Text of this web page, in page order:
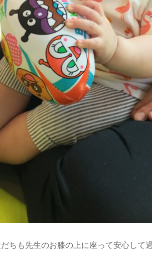
ちも先生のお膝の上に座って安心して